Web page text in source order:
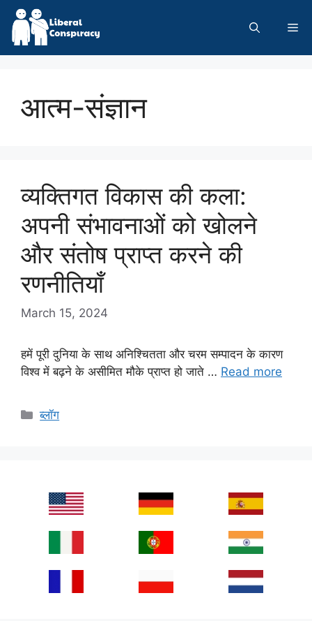
Skip
content
आत्म-संज्ञान
व्यक्तिगत विकास की कला:
अपनी संभावनाओं को खोलने
और संतोष प्राप्त करने की
रणनीतियाँ
March 15, 2024
हमें पूरी दुनिया के साथ अनिश्चितता और चरम सम्पादन के कारण
विश्व में बढ़ने के असीमित मौके प्राप्त हो जाते … Read more
Categories
ब्लॉग